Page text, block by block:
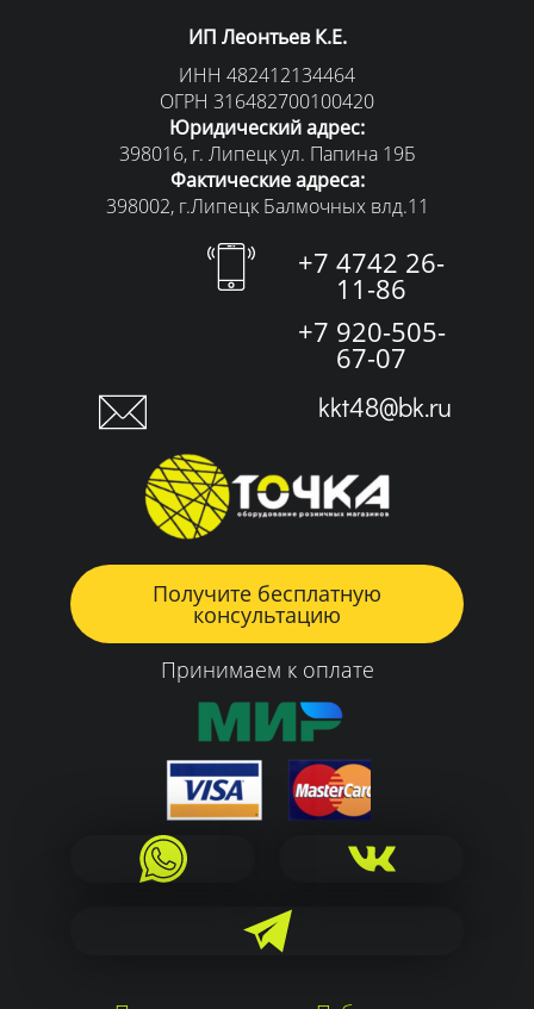
ИП Леонтьев К.Е.
ИНН 482412134464
ОГРН 316482700100420
Юридический адрес:
398016, г. Липецк ул. Папина 19Б
Фактические адреса:
398002, г.Липецк Балмочных влд.11
+7 4742 26-
11-86
+7 920-505-
67-07
kkt48@bk.ru
Получите бесплатную
консультацию
Принимаем к оплате